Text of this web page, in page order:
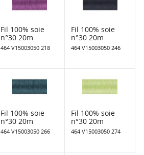
Fil 100% soie
n°30 20m
464 V15003050 218
Fil 100% soie
n°30 20m
464 V15003050 246
Fil 100% soie
n°30 20m
464 V15003050 266
Fil 100% soie
n°30 20m
464 V15003050 274